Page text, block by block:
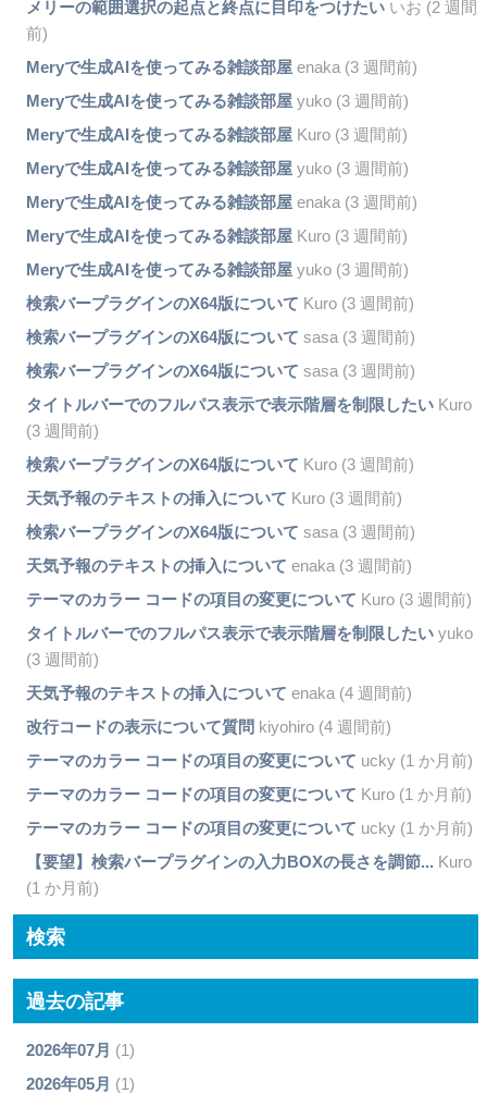
メリーの範囲選択の起点と終点に目印をつけたいいお (2 週間
前)
Meryで生成AIを使ってみる雑談部屋enaka (3 週間前)
Meryで生成AIを使ってみる雑談部屋yuko (3 週間前)
Meryで生成AIを使ってみる雑談部屋Kuro (3 週間前)
Meryで生成AIを使ってみる雑談部屋yuko (3 週間前)
Meryで生成AIを使ってみる雑談部屋enaka (3 週間前)
Meryで生成AIを使ってみる雑談部屋Kuro (3 週間前)
Meryで生成AIを使ってみる雑談部屋yuko (3 週間前)
検索バープラグインのX64版について Kuro (3 週間前)
検索バープラグインのX64版について sasa (3 週間前)
検索バープラグインのX64版について sasa (3 週間前)
タイトルバーでのフルパス表示で表示階層を制限したいKuro
(3 週間前)
検索バープラグインのX64版について Kuro (3 週間前)
天気予報のテキストの挿入について Kuro (3 週間前)
検索バープラグインのX64版について sasa (3 週間前)
天気予報のテキストの挿入について enaka (3 週間前)
テーマのカラー コードの項目の変更について Kuro (3 週間前)
タイトルバーでのフルパス表示で表示階層を制限したいyuko
(3 週間前)
天気予報のテキストの挿入について enaka (4 週間前)
改行コードの表示について質問 kiyohiro (4 週間前)
テーマのカラー コードの項目の変更について ucky (1 か月前)
テーマのカラー コードの項目の変更について Kuro (1 か月前)
テーマのカラー コードの項目の変更について ucky (1 か月前)
【要望】検索バープラグインの入力BOXの長さを調節... Kuro
(1 か月前)
検索
過去の記事
2026年07月 (1)
2026年05月 (1)